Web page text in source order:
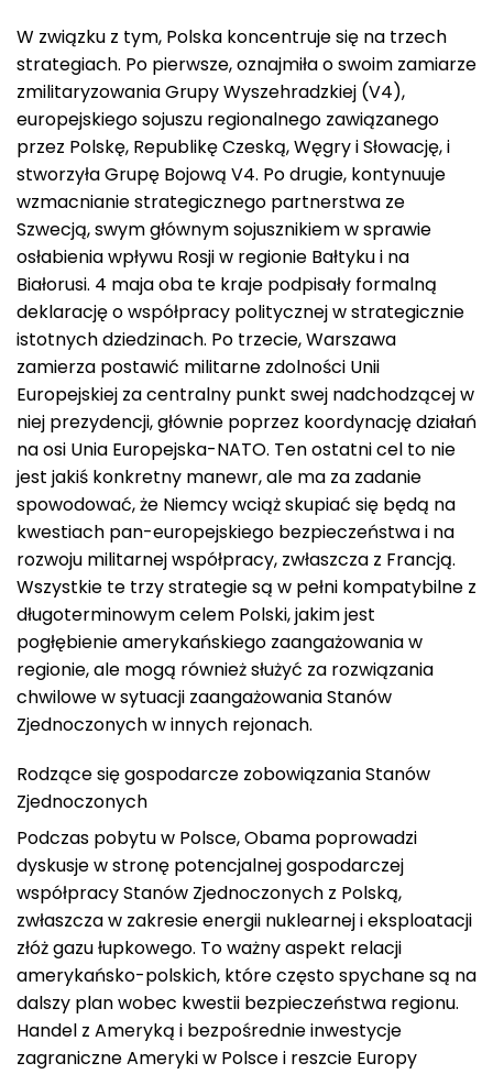
W związku z tym, Polska koncentruje się na trzech
strategiach. Po pierwsze, oznajmiła o swoim zamiarze
zmilitaryzowania Grupy Wyszehradzkiej (V4),
europejskiego sojuszu regionalnego zawiązanego
przez Polskę, Republikę Czeską, Węgry i Słowację, i
stworzyła Grupę Bojową V4. Po drugie, kontynuuje
wzmacnianie strategicznego partnerstwa ze
Szwecją, swym głównym sojusznikiem w sprawie
osłabienia wpływu Rosji w regionie Bałtyku i na
Białorusi. 4 maja oba te kraje podpisały formalną
deklarację o współpracy politycznej w strategicznie
istotnych dziedzinach. Po trzecie, Warszawa
zamierza postawić militarne zdolności Unii
Europejskiej za centralny punkt swej nadchodzącej w
niej prezydencji, głównie poprzez koordynację działań
na osi Unia Europejska-NATO. Ten ostatni cel to nie
jest jakiś konkretny manewr, ale ma za zadanie
spowodować, że Niemcy wciąż skupiać się będą na
kwestiach pan-europejskiego bezpieczeństwa i na
rozwoju militarnej współpracy, zwłaszcza z Francją.
Wszystkie te trzy strategie są w pełni kompatybilne z
długoterminowym celem Polski, jakim jest
pogłębienie amerykańskiego zaangażowania w
regionie, ale mogą również służyć za rozwiązania
chwilowe w sytuacji zaangażowania Stanów
Zjednoczonych w innych rejonach.
Rodzące się gospodarcze zobowiązania Stanów
Zjednoczonych
Podczas pobytu w Polsce, Obama poprowadzi
dyskusje w stronę potencjalnej gospodarczej
współpracy Stanów Zjednoczonych z Polską,
zwłaszcza w zakresie energii nuklearnej i eksploatacji
złóż gazu łupkowego. To ważny aspekt relacji
amerykańsko-polskich, które często spychane są na
dalszy plan wobec kwestii bezpieczeństwa regionu.
Handel z Ameryką i bezpośrednie inwestycje
zagraniczne Ameryki w Polsce i reszcie Europy